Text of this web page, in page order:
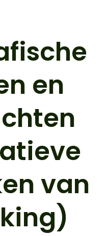
en
van